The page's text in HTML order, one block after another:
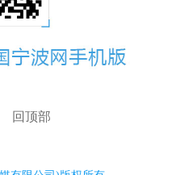
回顶部